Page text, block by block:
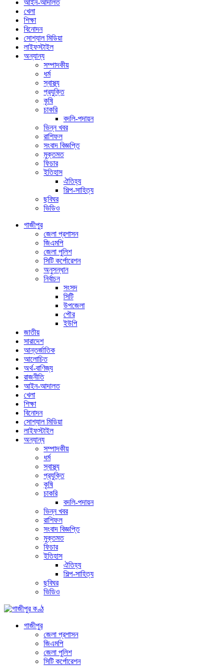
আইন-আদালত
খেলা
শিক্ষা
বিনোদন
সোশ্যাল মিডিয়া
লাইফস্টাইল
অন্যান্য
সম্পাদকীয়
ধর্ম
স্বাস্থ্য
প্রযুক্তি
কৃষি
চাকরি
বদলি-পদায়ন
ভিন্ন খবর
রাশিফল
সংবাদ বিজ্ঞপ্তি
মুক্তমত
ফিচার
ইতিহাস
ঐতিহ্য
শিল্প-সাহিত্য
ছবিঘর
ভিডিও
গাজীপুর
জেলা প্রশাসন
জিএমপি
জেলা পুলিশ
সিটি কর্পোরেশন
অনুসন্ধান
নির্বাচন
সংসদ
সিটি
উপজেলা
পৌর
ইউপি
জাতীয়
সারাদেশ
আন্তর্জাতিক
আলোচিত
অর্থ-বাণিজ্য
রাজনীতি
আইন-আদালত
খেলা
শিক্ষা
বিনোদন
সোশ্যাল মিডিয়া
লাইফস্টাইল
অন্যান্য
সম্পাদকীয়
ধর্ম
স্বাস্থ্য
প্রযুক্তি
কৃষি
চাকরি
বদলি-পদায়ন
ভিন্ন খবর
রাশিফল
সংবাদ বিজ্ঞপ্তি
মুক্তমত
ফিচার
ইতিহাস
ঐতিহ্য
শিল্প-সাহিত্য
ছবিঘর
ভিডিও
গাজীপুর
জেলা প্রশাসন
জিএমপি
জেলা পুলিশ
সিটি কর্পোরেশন